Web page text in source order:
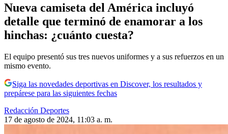
Nueva camiseta del América incluyó
detalle que terminó de enamorar a los
hinchas: ¿cuánto cuesta?
El equipo presentó sus tres nuevos uniformes y a sus refuerzos en un
mismo evento.
Siga las novedades deportivas en Discover, los resultados y
prepárese para las siguientes fechas
Redacción Deportes
17 de agosto de 2024, 11:03 a. m.